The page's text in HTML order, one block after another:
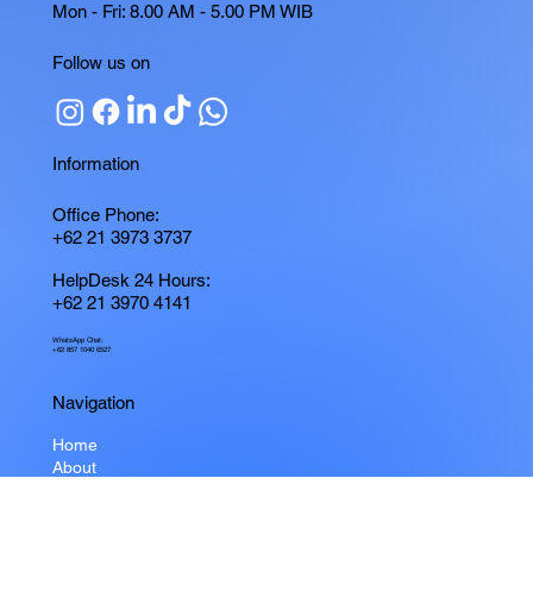
Mon - Fri: 8.00 AM - 5.00 PM WIB
Follow us on
Information
Office Phone:
+62 21 3973 3737
HelpDesk 24 Hours:
+62 21 3970 4141
WhatsApp Chat:
+62 857 1040 6527
Navigation
Home
About